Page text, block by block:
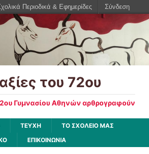
του 72ου
Γυμνασίου Αθηνών αρθρογραφούν
ΤΕΥΧΗ
ΤΟ ΣΧΟΛΕΙΟ ΜΑΣ
ΕΠΙΚΟΙΝΩΝΙΑ
Περιοδικά & Εφημερίδες Σύνδεση